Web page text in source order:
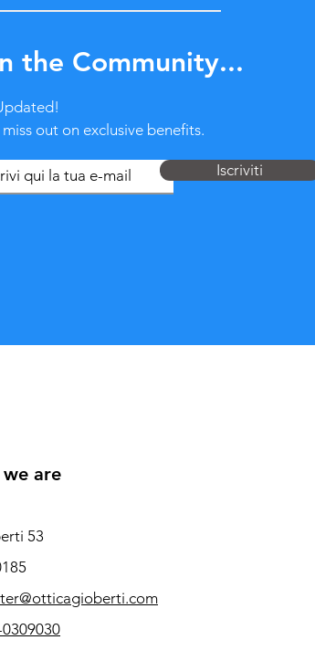
the Community...
out on exclusive benefits.
Iscriviti
are
53